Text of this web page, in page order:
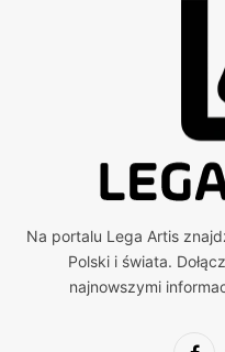
Na portalu Lega Artis
Polski i świata.
najnowszymi